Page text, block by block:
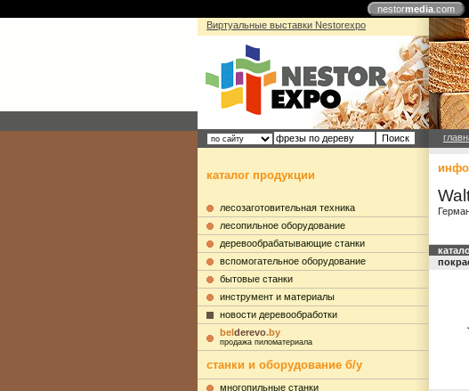
nestormedia.com
Виртуальные выставки Nestorexpo
каталог продукции
лесозаготовительная техника
лесопильное оборудование
деревообрабатывающие станки
вспомогательное оборудование
бытовые станки
инструмент и материалы
новости деревообработки
belderevo.by
продажа пиломатериала
станки и оборудование б/у
многопильные станки